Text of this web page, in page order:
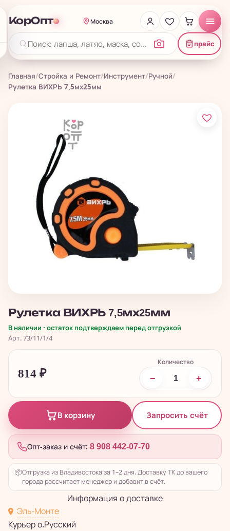
КорОпт Москва
прайс
Главная/Стройка и Ремонт/Инструмент/Ручной/
Рулетка ВИХРЬ 7,5мх25мм
Рулетка ВИХРЬ 7,5мх25мм
В наличии · остаток подтверждаем перед отгрузкой
Арт. 73/11/1/4
814 ₽
Количество
− +
В корзину Запросить счёт
Опт-заказ и счёт: 8 908 442-07-70
📦Отгрузка из Владивостока за 1–2 дня. Доставку ТК до вашего
города рассчитает менеджер и добавит в счёт.
Информация о доставке
Эль-Монте
Курьер о.Русский